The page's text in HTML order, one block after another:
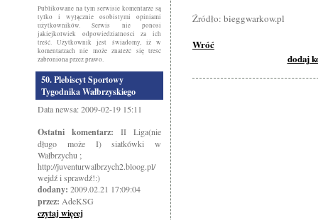
Publikowane na tym serwisie komentarze są
tylko i wyłącznie osobistymi opiniami
użytkowników. Serwis nie ponosi
jakiejkolwiek odpowiedzialności za ich
treść. Użytkownik jest świadomy, iż w
komentarzach nie może znaleźć się treść
zabroniona przez prawo.
50. Plebiscyt Sportowy
Tygodnika Wałbrzyskiego
Data newsa: 2009-02-19 15:11
Ostatni komentarz: II Liga(nie
długo może I) siatkówki w
Wałbrzychu ;
http://juventurwalbrzych2.bloog.pl/
wejdź i sprawdź!:)
dodany: 2009.02.21 17:09:04
przez: AdeKSG
czytaj więcej
Źródło: bieggwarkow.pl
Wróć
dodaj